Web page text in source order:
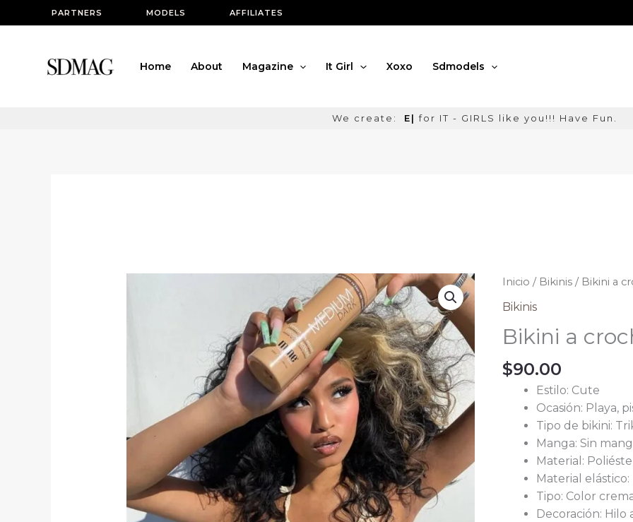
al
PARTNERS MODELS AFFILIATES
Home About Magazine It Girl Xoxo Sdmodels
We create: Enterta | for IT - GIRLS like you!!! Have Fun.
Inicio / Bikinis / Bikini a
Bikinis
Bikini a
$90.00
Estilo: Cute
Ocasión: Playa,
Tipo de bikini:
Manga: Sin
Material:
Material
Tipo: Color
Decoración:
crema
cantidad